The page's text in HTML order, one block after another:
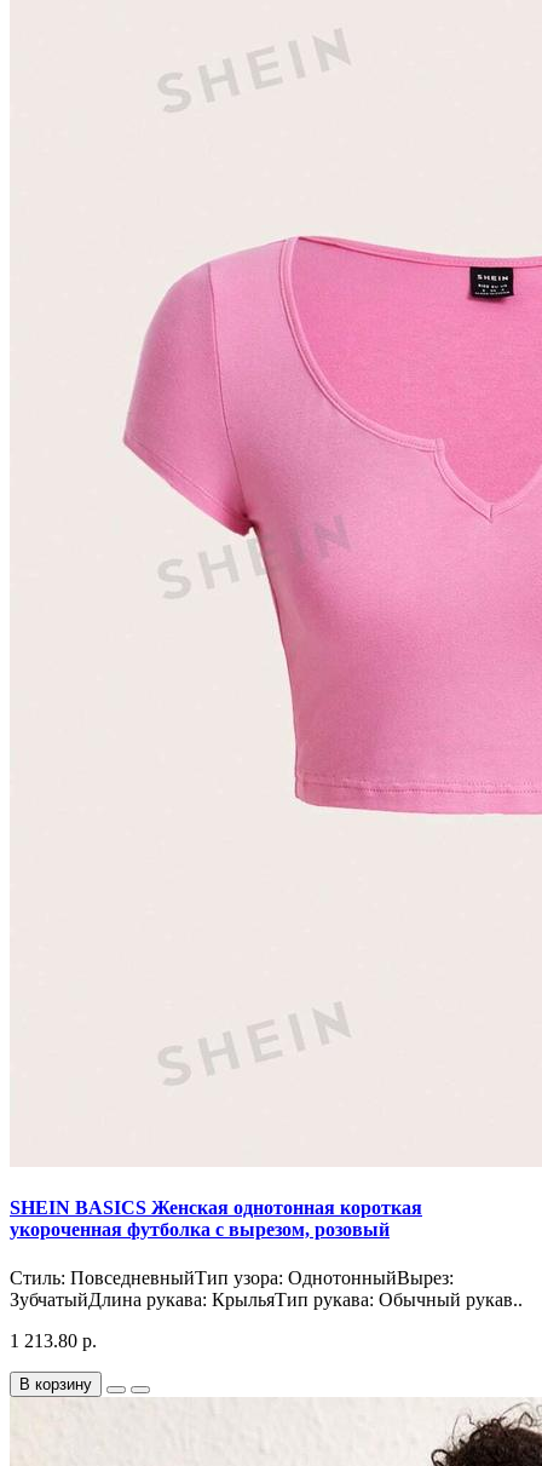
SHEIN BASICS Женская однотонная короткая
укороченная футболка с вырезом, розовый
Стиль: ПовседневныйТип узора: ОднотонныйВырез:
ЗубчатыйДлина рукава: КрыльяТип рукава: Обычный рукав..
1 213.80 р.
В корзину